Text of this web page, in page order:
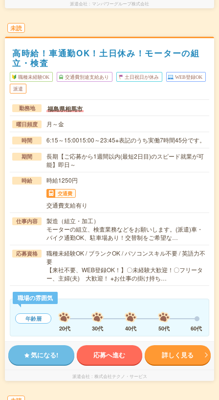
派遣会社 マンパワーグループ株式会社
未読
高時給！車通勤OK！土日休み！モーターの組
立・検査
職種未経験OK 交通費別途支給あり 土日祝日が休み WEB登録OK
派遣
勤務地 福島県相馬市
曜日頻度 月～金
時間 6:15～15:0015:00～23:45※表記のうち実働7時間45分です。
期間
長期【ご応募から1週間以内(最短2日目)のスピード就業が可
能】即日～
時給 時給1250円
交通費
交通費支給有り
仕事内容
製造（組立・加工）
モーターの組立、検査業務などをお願いします。(派遣)車・
バイク通勤OK、駐車場あり！交替制をご希望な…
応募資格
職種未経験OK / ブランクOK / パソコンスキル不要 / 英語力不
要
【来社不要、WEB登録OK！】〇未経験大歓迎！〇フリータ
ー、主婦(夫) 大歓迎！ ※お仕事の掛け持ち…
職場の雰囲気
年齢層
20代
30代 40代 50代 60代
気になる! 応募へ進む 詳しく見る
派遣会社 株式会社テクノ・サービス